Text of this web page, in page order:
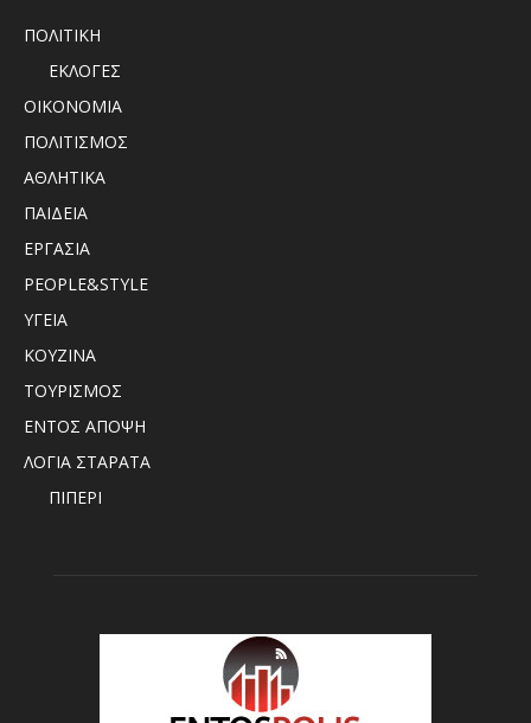
ΠΟΛΙΤΙΚΗ
ΕΚΛΟΓΕΣ
ΟΙΚΟΝΟΜΙΑ
ΠΟΛΙΤΙΣΜΟΣ
ΑΘΛΗΤΙΚΑ
ΠΑΙΔΕΙΑ
ΕΡΓΑΣΙΑ
PEOPLE&STYLE
ΥΓΕΙΑ
ΚΟΥΖΙΝΑ
ΤΟΥΡΙΣΜΟΣ
ΕΝΤΟΣ ΑΠΟΨΗ
ΛΟΓΙΑ ΣΤΑΡΑΤΑ
ΠΙΠΕΡΙ